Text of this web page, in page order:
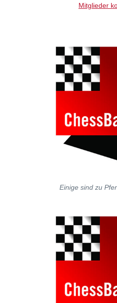
Mitglieder
Einige sind zu